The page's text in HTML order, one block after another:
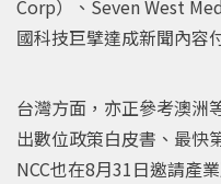
Corp）、Seven West
國科技巨擘達成新聞內容
台灣方面，亦正參考澳洲
出數位政策白皮書、最快
NCC也在8月31日邀請產